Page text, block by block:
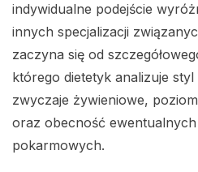
indywidualne podejście
innych specjalizacji
zaczyna się od
którego dietetyk analizuje
zwyczaje żywieniowe,
oraz obecność
pokarmowych.